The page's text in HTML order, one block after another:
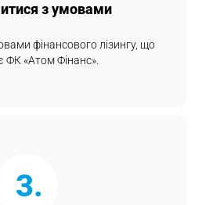
з умовами
фінансового лізингу, що
ФК «Атом Фінанс».
3.